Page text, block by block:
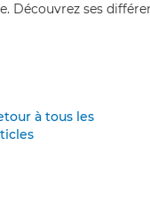
Découvrez ses
à tous les